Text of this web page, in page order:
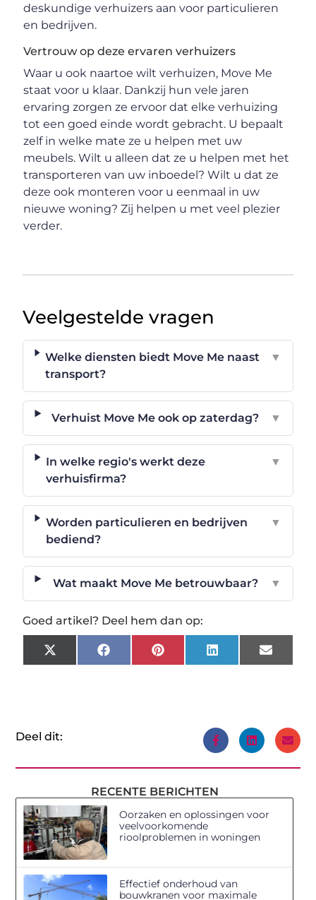
deskundige verhuizers aan voor particulieren
en bedrijven.
Vertrouw op deze ervaren verhuizers
Waar u ook naartoe wilt verhuizen, Move Me
staat voor u klaar. Dankzij hun vele jaren
ervaring zorgen ze ervoor dat elke verhuizing
tot een goed einde wordt gebracht. U bepaalt
zelf in welke mate ze u helpen met uw
meubels. Wilt u alleen dat ze u helpen met het
transporteren van uw inboedel? Wilt u dat ze
deze ook monteren voor u eenmaal in uw
nieuwe woning? Zij helpen u met veel plezier
verder.
Veelgestelde vragen
Welke diensten biedt Move Me naast
transport?
▼
Verhuist Move Me ook op zaterdag? ▼
In welke regio's werkt deze
verhuisfirma?
▼
Worden particulieren en bedrijven
bediend?
▼
Wat maakt Move Me betrouwbaar? ▼
Goed artikel? Deel hem dan op:
X
(Twitter)
FacebookPinterestLinkedInEmail
Deel dit:
RECENTE BERICHTEN
Oorzaken en oplossingen voor
veelvoorkomende
rioolproblemen in woningen
Effectief onderhoud van
bouwkranen voor maximale